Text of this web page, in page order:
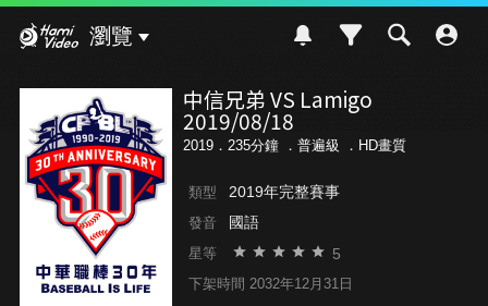
瀏覽
中信兄弟 VS Lamigo
2019/08/18
2019．235分鐘 ． 普遍級 ．HD畫質
類型 2019年完整賽事
發音 國語
星等 5
下架時間 2032年12月31日